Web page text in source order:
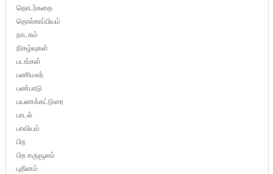
தொடர்கதை
தொல்காப்பியம்
நாடகம்
நிகழ்வுகள்
படங்கள்
பணிமலர்
பண்பாடு
பயணக்கட்டுரை
பாடல்
பாவியம்
பிற
பிற கருவூலம்
புதினம்